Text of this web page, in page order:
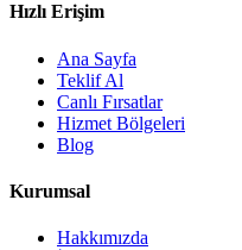
Hızlı Erişim
Ana Sayfa
Teklif Al
Canlı Fırsatlar
Hizmet Bölgeleri
Blog
Kurumsal
Hakkımızda